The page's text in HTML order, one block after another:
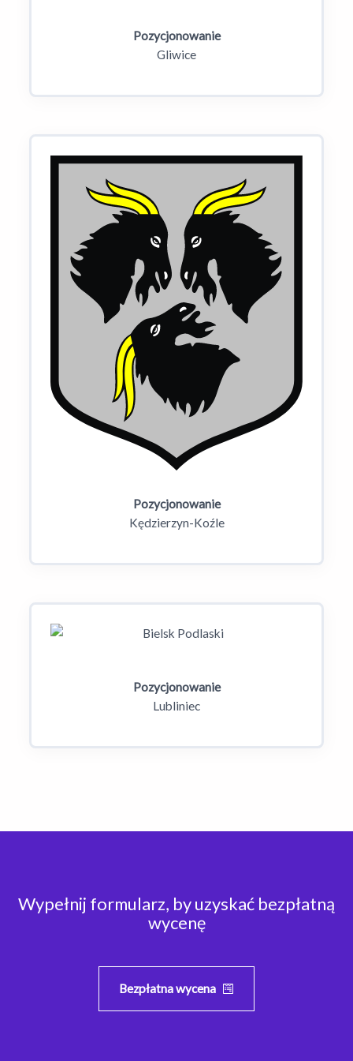
Pozycjonowanie
Gliwice
Pozycjonowanie
Kędzierzyn-Koźle
Pozycjonowanie
Lubliniec
Wypełnij formularz, by uzyskać bezpłatną
wycenę
Bezpłatna wycena